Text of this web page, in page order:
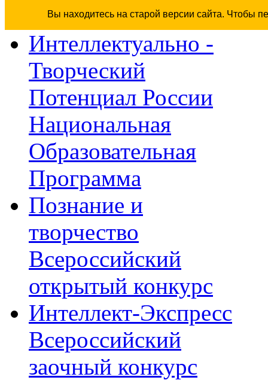
Вы находитесь на старой версии сайта. Чтобы
Интеллектуально -
Творческий
Потенциал России
Национальная
Образовательная
Программа
Познание и
творчество
Всероссийский
открытый конкурс
Интеллект-Экспресс
Всероссийский
заочный конкурс